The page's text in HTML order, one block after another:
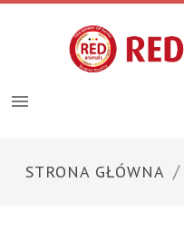

STRONA GŁÓWNA